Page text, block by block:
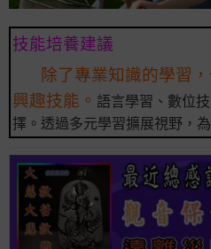
技能培養建議
除了專業知識的學習
興趣技能。 語言學習、數位
擇。透過多元學習擴展視野，